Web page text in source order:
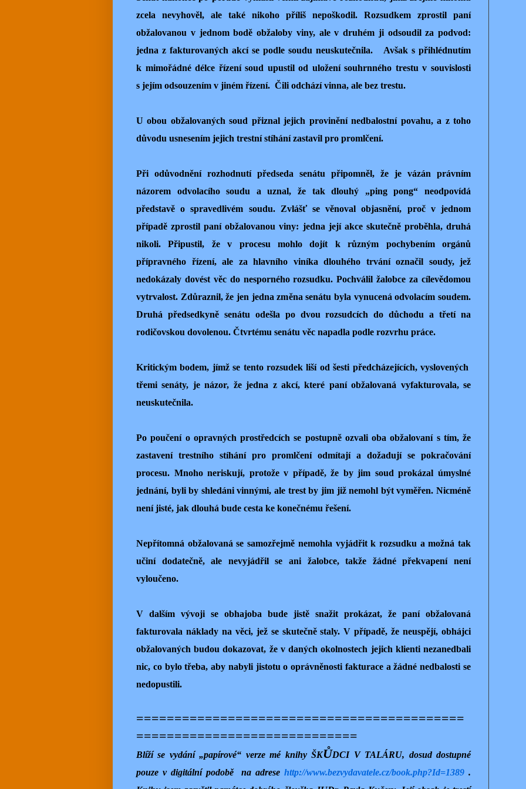
zcela nevyhověl, ale také nikoho příliš nepoškodil. Rozsudkem zprostil paní
obžalovanou v jednom bodě obžaloby viny, ale v druhém ji odsoudil za podvod:
jedna z fakturovaných akcí se podle soudu neuskutečnila.
Avšak s přihlédnutím
k mimořádné délce řízení soud upustil od uložení souhrnného trestu v souvislosti
s jejím odsouzením v jiném řízení. Čili odchází vinna, ale bez trestu.
U obou obžalovaných soud přiznal jejich provinění nedbalostní povahu, a z toho
důvodu usnesením jejich trestní stíhání zastavil pro promlčení.
Při odůvodnění rozhodnutí předseda senátu připomněl, že je vázán právním
názorem odvolacího soudu a uznal, že tak dlouhý „ping pong“ neodpovídá
představě o spravedlivém soudu. Zvlášť se věnoval objasnění, proč v jednom
případě zprostil paní obžalovanou viny: jedna její akce skutečně proběhla, druhá
nikoli. Připustil, že v procesu mohlo dojít k různým pochybením orgánů
přípravného řízení, ale za hlavního viníka dlouhého trvání označil soudy, jež
nedokázaly dovést věc do nesporného rozsudku. Pochválil žalobce za cílevědomou
vytrvalost. Zdůraznil, že jen jedna změna senátu byla vynucená odvolacím soudem.
Druhá předsedkyně senátu odešla po dvou rozsudcích do důchodu a třetí na
rodičovskou dovolenou. Čtvrtému senátu věc napadla podle rozvrhu práce.
Kritickým bodem, jímž se tento rozsudek liší od šesti předcházejících, vyslovených
třemi senáty, je názor, že jedna z akcí, které paní obžalovaná vyfakturovala, se
neuskutečnila.
Po poučení o opravných prostředcích se postupně ozvali oba obžalovaní s tím, že
zastavení trestního stíhání pro promlčení odmítají a dožadují se pokračování
procesu. Mnoho neriskují, protože v případě, že by jim soud prokázal úmyslné
jednání, byli by shledáni vinnými, ale trest by jim již nemohl být vyměřen. Nicméně
není jisté, jak dlouhá bude cesta ke konečnému řešení.
Nepřítomná obžalovaná se samozřejmě nemohla vyjádřit k rozsudku a možná tak
učiní dodatečně, ale nevyjádřil se ani žalobce, takže žádné překvapení není
vyloučeno.
V dalším vývoji se obhajoba bude jistě snažit prokázat, že paní obžalovaná
fakturovala náklady na věci, jež se skutečně staly. V případě, že neuspějí, obhájci
obžalovaných budou dokazovat, že v daných okolnostech jejich klienti nezanedbali
nic, co bylo třeba, aby nabyli jistotu o oprávněnosti fakturace a žádné nedbalosti se
nedopustili.
===========================================
=============================
Blíží se vydání „papírové“ verze mé knihy ŠKŮDCI V TALÁRU, dosud dostupné
pouze v digitální podobě
na adresehttp://www.bezvydavatele.cz/book.php?Id=1389 .